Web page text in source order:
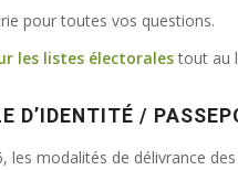
pour toutes vos questions.
les listes électoralestout au
D’IDENTITÉ /
les modalités de délivrance